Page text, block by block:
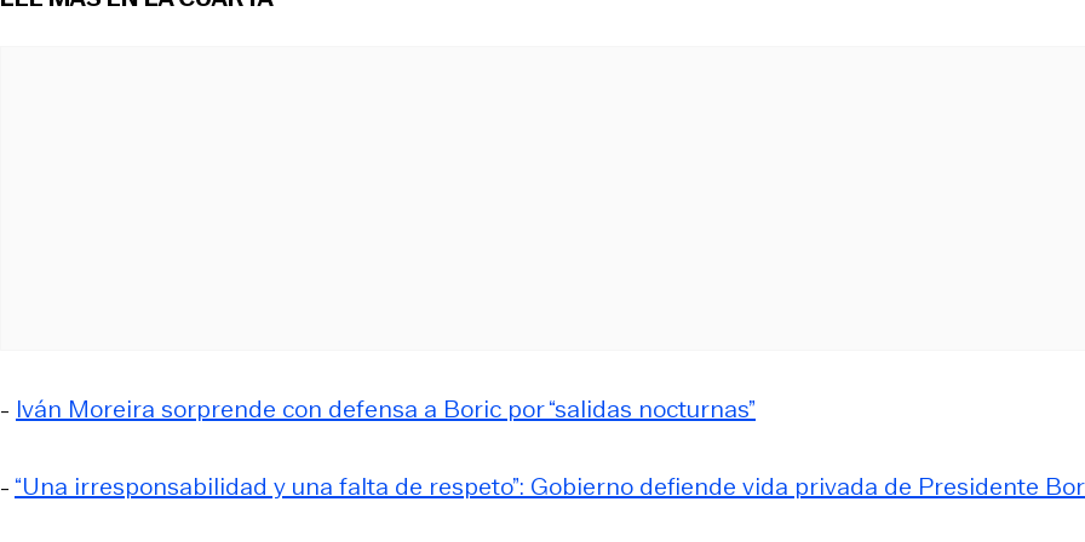
- Iván Moreira sorprende con defensa a Boric por “salidas nocturnas”
- “Una irresponsabilidad y una falta de respeto”: Gobierno defiende vida privada de Presidente